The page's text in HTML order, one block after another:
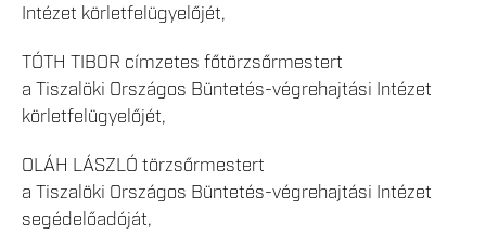
Intézet körletfelügyelőjét,
TÓTH TIBOR címzetes főtörzsőrmestert
a Tiszalöki Országos Büntetés-végrehajtási Intézet
körletfelügyelőjét,
OLÁH LÁSZLÓ törzsőrmestert
a Tiszalöki Országos Büntetés-végrehajtási Intézet
segédelőadóját,